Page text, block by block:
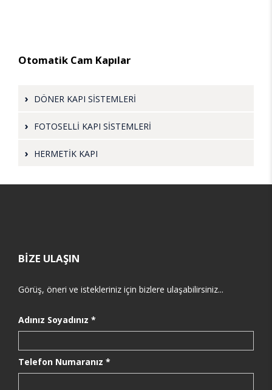
Otomatik Cam Kapılar
DÖNER KAPI SİSTEMLERİ
FOTOSELLİ KAPI SİSTEMLERİ
HERMETİK KAPI
BİZE ULAŞIN
Görüş, öneri ve istekleriniz için bizlere ulaşabilirsiniz...
Adınız Soyadınız *
Telefon Numaranız *